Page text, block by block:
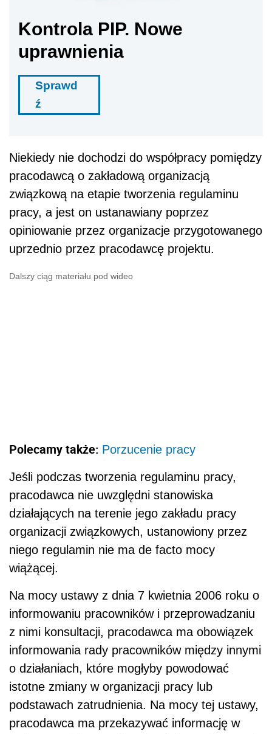
Kontrola PIP. Nowe
uprawnienia
Sprawd
ź
Niekiedy nie dochodzi do współpracy pomiędzy
pracodawcą o zakładową organizacją
związkową na etapie tworzenia regulaminu
pracy, a jest on ustanawiany poprzez
opiniowanie przez organizacje przygotowanego
uprzednio przez pracodawcę projektu.
Dalszy ciąg materiału pod wideo
Polecamy także: Porzucenie pracy
Jeśli podczas tworzenia regulaminu pracy,
pracodawca nie uwzględni stanowiska
działających na terenie jego zakładu pracy
organizacji związkowych, ustanowiony przez
niego regulamin nie ma de facto mocy
wiążącej.
Na mocy ustawy z dnia 7 kwietnia 2006 roku o
informowaniu pracowników i przeprowadzaniu
z nimi konsultacji, pracodawca ma obowiązek
informowania rady pracowników między innymi
o działaniach, które mogłyby powodować
istotne zmiany w organizacji pracy lub
podstawach zatrudnienia. Na mocy tej ustawy,
pracodawca ma przekazywać informację w